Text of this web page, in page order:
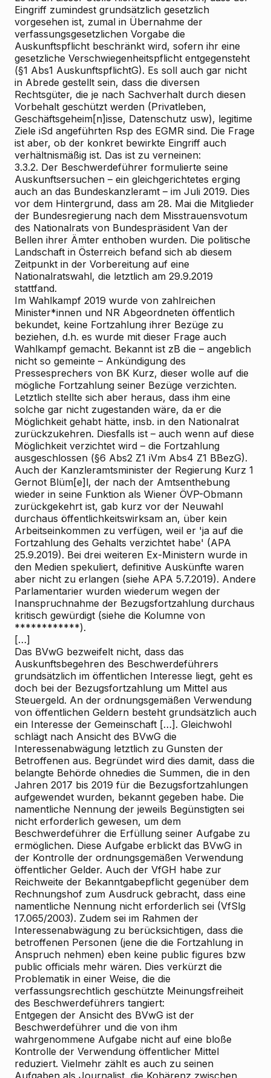
Eingriff zumindest grundsätzlich gesetzlich
vorgesehen ist, zumal in Übernahme der
verfassungsgesetzlichen Vorgabe die
Auskunftspflicht beschränkt wird, sofern ihr eine
gesetzliche Verschwiegenheitspflicht entgegensteht
(§1 Abs1 AuskunftspflichtG). Es soll auch gar nicht
in Abrede gestellt sein, dass die diversen
Rechtsgüter, die je nach Sachverhalt durch diesen
Vorbehalt geschützt werden (Privatleben,
Geschäftsgeheim[n]isse, Datenschutz usw), legitime
Ziele iSd angeführten Rsp des EGMR sind. Die Frage
ist aber, ob der konkret bewirkte Eingriff auch
verhältnismäßig ist. Das ist zu verneinen:
3.3.2. Der Beschwerdeführer formulierte seine
Auskunftsersuchen – ein gleichgerichtetes erging
auch an das Bundeskanzleramt – im Juli 2019. Dies
vor dem Hintergrund, dass am 28. Mai die Mitglieder
der Bundesregierung nach dem Misstrauensvotum
des Nationalrats von Bundespräsident Van der
Bellen ihrer Ämter enthoben wurden. Die politische
Landschaft in Österreich befand sich ab diesem
Zeitpunkt in der Vorbereitung auf eine
Nationalratswahl, die letztlich am 29.9.2019
stattfand.
Im Wahlkampf 2019 wurde von zahlreichen
Minister*innen und NR Abgeordneten öffentlich
bekundet, keine Fortzahlung ihrer Bezüge zu
beziehen, d.h. es wurde mit dieser Frage auch
Wahlkampf gemacht. Bekannt ist zB die – angeblich
nicht so gemeinte – Ankündigung des
Pressesprechers von BK Kurz, dieser wolle auf die
mögliche Fortzahlung seiner Bezüge verzichten.
Letztlich stellte sich aber heraus, dass ihm eine
solche gar nicht zugestanden wäre, da er die
Möglichkeit gehabt hätte, insb. in den Nationalrat
zurückzukehren. Diesfalls ist – auch wenn auf diese
Möglichkeit verzichtet wird – die Fortzahlung
ausgeschlossen (§6 Abs2 Z1 iVm Abs4 Z1 BBezG).
Auch der Kanzleramtsminister der Regierung Kurz 1
Gernot Blüm[e]l, der nach der Amtsenthebung
wieder in seine Funktion als Wiener ÖVP-Obmann
zurückgekehrt ist, gab kurz vor der Neuwahl
durchaus öffentlichkeitswirksam an, über kein
Arbeitseinkommen zu verfügen, weil er 'ja auf die
Fortzahlung des Gehalts verzichtet habe' (APA
25.9.2019). Bei drei weiteren Ex-Ministern wurde in
den Medien spekuliert, definitive Auskünfte waren
aber nicht zu erlangen (siehe APA 5.7.2019). Andere
Parlamentarier wurden wiederum wegen der
Inanspruchnahme der Bezugsfortzahlung durchaus
kritisch gewürdigt (siehe die Kolumne von
************).
[…]
Das BVwG bezweifelt nicht, dass das
Auskunftsbegehren des Beschwerdeführers
grundsätzlich im öffentlichen Interesse liegt, geht es
doch bei der Bezugsfortzahlung um Mittel aus
Steuergeld. An der ordnungsgemäßen Verwendung
von öffentlichen Geldern besteht grundsätzlich auch
ein Interesse der Gemeinschaft […]. Gleichwohl
schlägt nach Ansicht des BVwG die
Interessenabwägung letztlich zu Gunsten der
Betroffenen aus. Begründet wird dies damit, dass die
belangte Behörde ohnedies die Summen, die in den
Jahren 2017 bis 2019 für die Bezugsfortzahlungen
aufgewendet wurden, bekannt gegeben habe. Die
namentliche Nennung der jeweils Begünstigten sei
nicht erforderlich gewesen, um dem
Beschwerdeführer die Erfüllung seiner Aufgabe zu
ermöglichen. Diese Aufgabe erblickt das BVwG in
der Kontrolle der ordnungsgemäßen Verwendung
öffentlicher Gelder. Auch der VfGH habe zur
Reichweite der Bekanntgabepflicht gegenüber dem
Rechnungshof zum Ausdruck gebracht, dass eine
namentliche Nennung nicht erforderlich sei (VfSlg
17.065/2003). Zudem sei im Rahmen der
Interessenabwägung zu berücksichtigen, dass die
betroffenen Personen (jene die die Fortzahlung in
Anspruch nehmen) eben keine public figures bzw
public officials mehr wären. Dies verkürzt die
Problematik in einer Weise, die die
verfassungsrechtlich geschützte Meinungsfreiheit
des Beschwerdeführers tangiert:
Entgegen der Ansicht des BVwG ist der
Beschwerdeführer und die von ihm
wahrgenommene Aufgabe nicht auf eine bloße
Kontrolle der Verwendung öffentlicher Mittel
reduziert. Vielmehr zählt es auch zu seinen
Aufgaben als Journalist, die Kohärenz zwischen